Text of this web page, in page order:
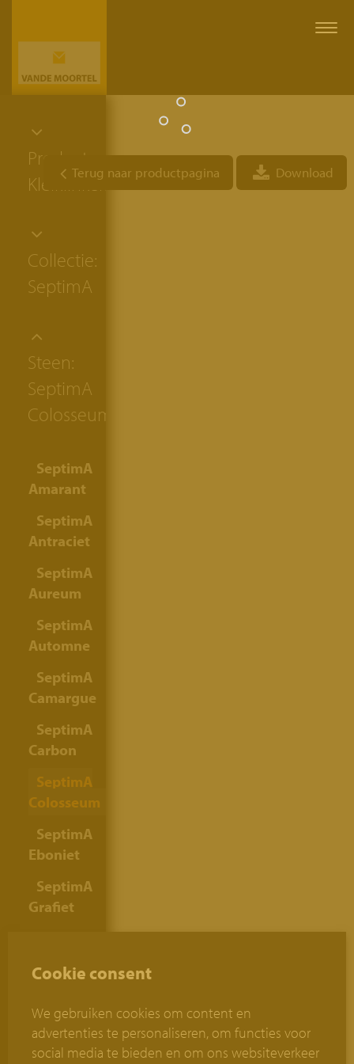
Productgroep:
Kleiklinkers
Collectie:
SeptimA
Steen:
SeptimA
Colosseum
SeptimA
Amarant
SeptimA
Antraciet
SeptimA
Aureum
SeptimA
Automne
SeptimA
Camargue
SeptimA
Carbon
SeptimA
Colosseum
SeptimA
Eboniet
SeptimA
Grafiet
Geel
SeptimA
Grisage
Terug naar productpagina Download
Cookie consent
We gebruiken cookies om content en
advertenties te personaliseren, om functies voor
social media te bieden en om ons websiteverkeer